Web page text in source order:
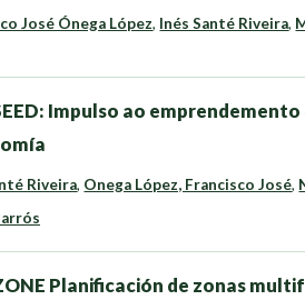
José Ónega López, Inés Santé Riveira,
Impulso ao
Riveira, Onega López, Francisco José,
Planificación de zonas